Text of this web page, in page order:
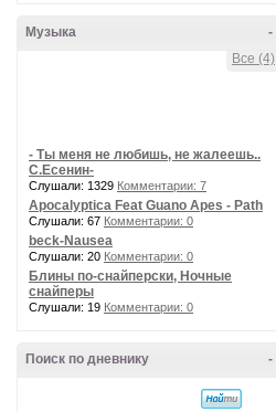
-
Музыка
Все (4)
- Ты меня не любишь, не жалеешь..
С.Есенин-
Слушали: 1329 Комментарии: 7
Apocalyptica Feat Guano Apes - Path
Слушали: 67 Комментарии: 0
beck-Nausea
Слушали: 20 Комментарии: 0
Блины по-снайперски, Ночные
снайперы
Слушали: 19 Комментарии: 0
-
Поиск по дневнику